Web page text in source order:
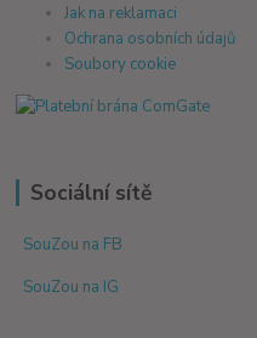
Jak na reklamaci
Ochrana osobních údajů
Soubory cookie
Sociální sítě
SouZou na FB
SouZou na IG